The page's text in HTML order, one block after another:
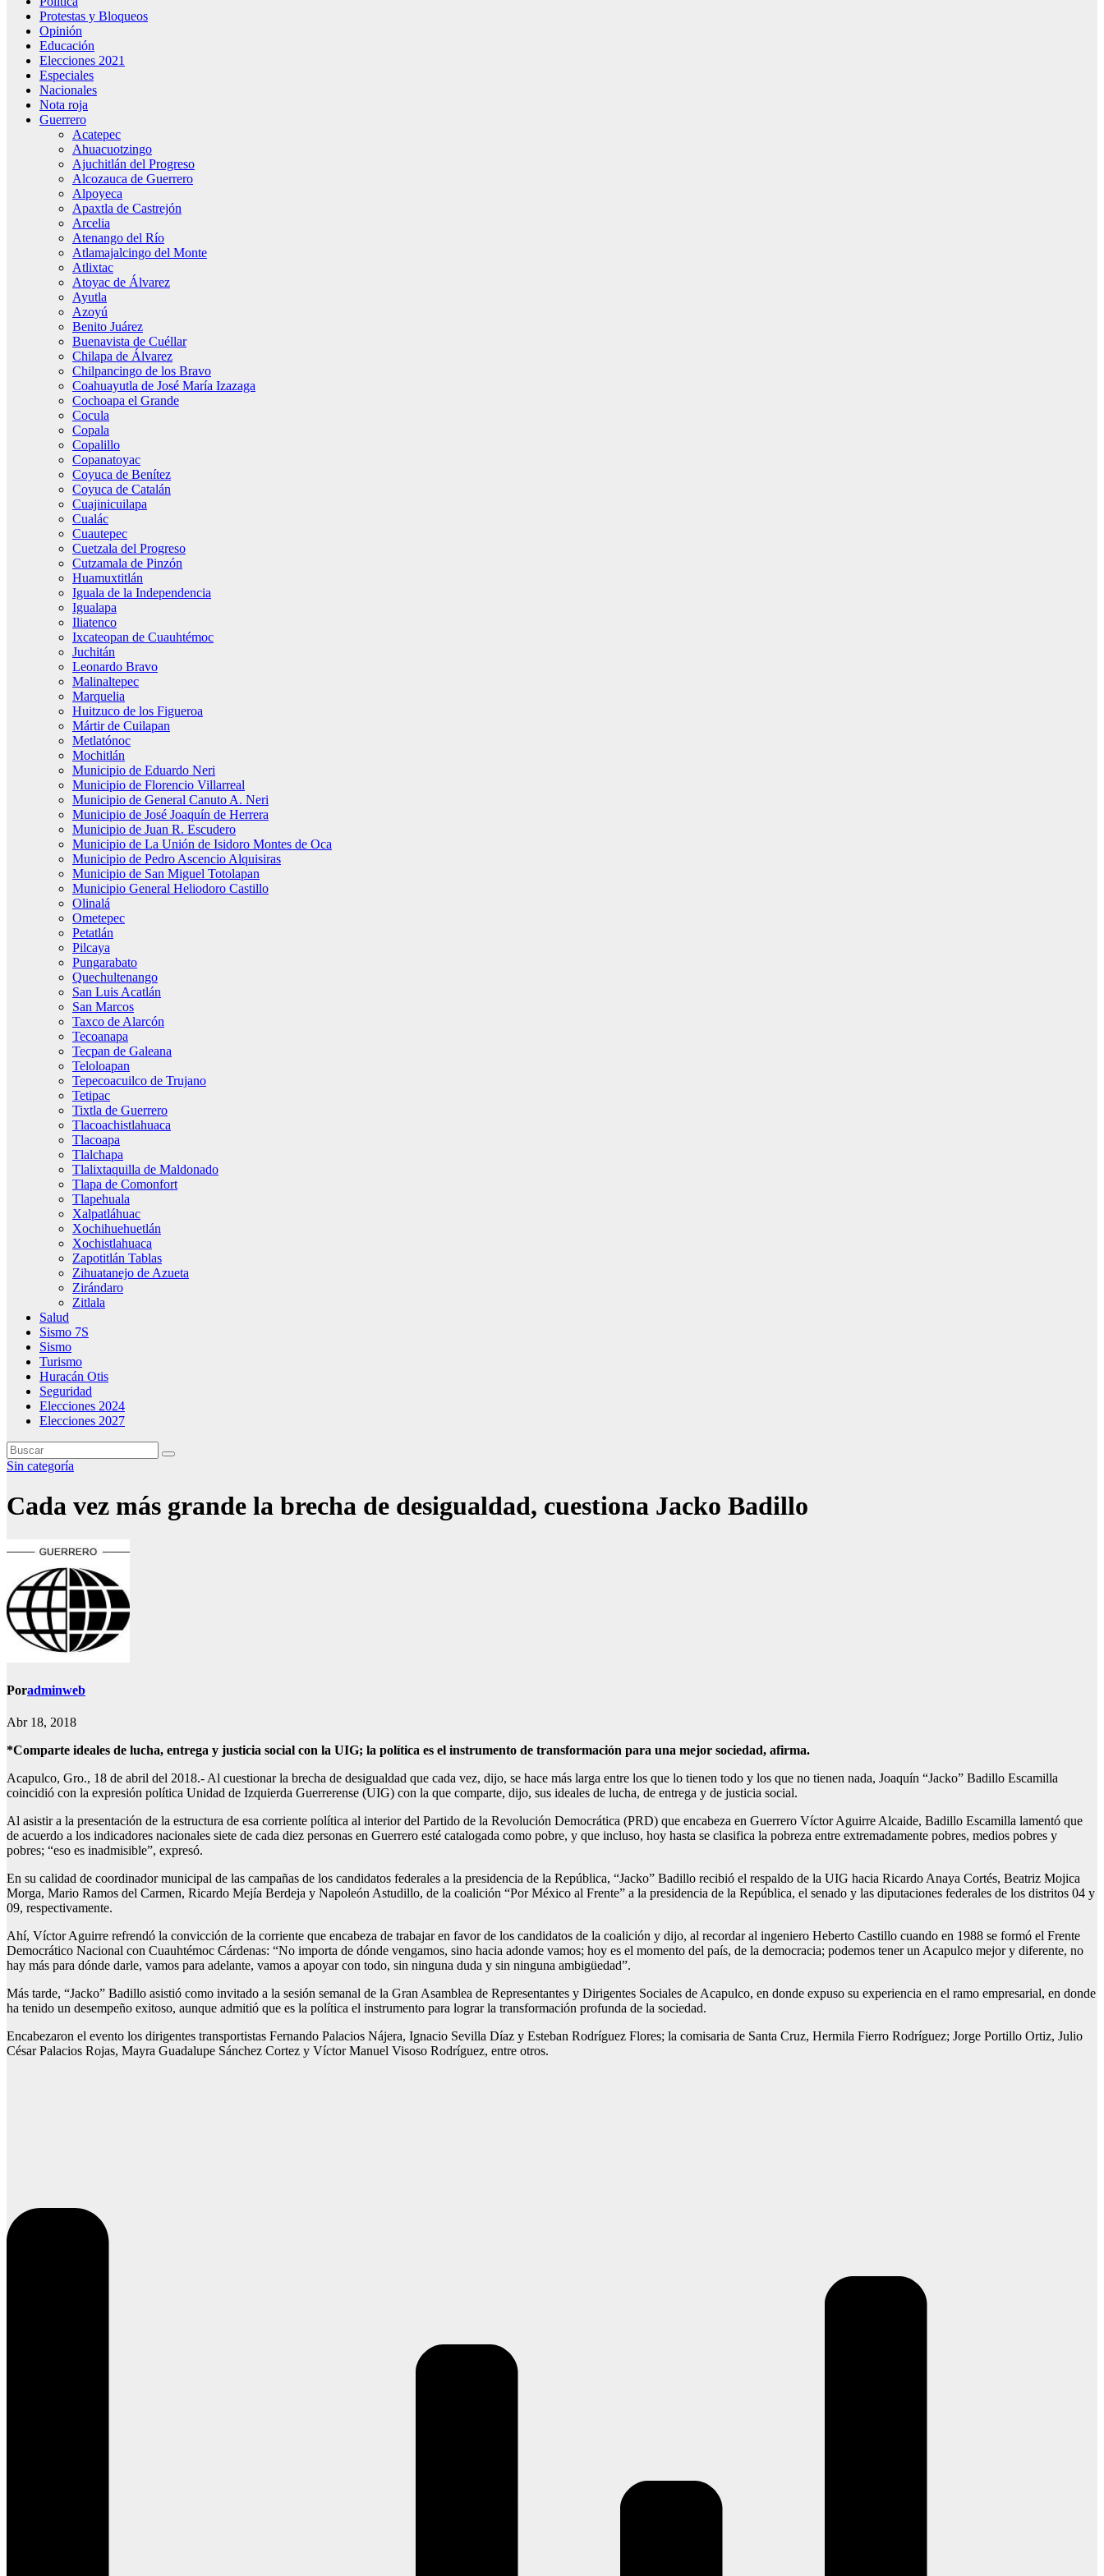
Protestas y Bloqueos
Opinión
Educación
Elecciones 2021
Especiales
Nacionales
Nota roja
Guerrero
Acatepec
Ahuacuotzingo
Ajuchitlán del Progreso
Alcozauca de Guerrero
Alpoyeca
Apaxtla de Castrejón
Arcelia
Atenango del Río
Atlamajalcingo del Monte
Atlixtac
Atoyac de Álvarez
Ayutla
Azoyú
Benito Juárez
Buenavista de Cuéllar
Chilapa de Álvarez
Chilpancingo de los Bravo
Coahuayutla de José María Izazaga
Cochoapa el Grande
Cocula
Copala
Copalillo
Copanatoyac
Coyuca de Benítez
Coyuca de Catalán
Cuajinicuilapa
Cualác
Cuautepec
Cuetzala del Progreso
Cutzamala de Pinzón
Huamuxtitlán
Iguala de la Independencia
Igualapa
Iliatenco
Ixcateopan de Cuauhtémoc
Juchitán
Leonardo Bravo
Malinaltepec
Marquelia
Huitzuco de los Figueroa
Mártir de Cuilapan
Metlatónoc
Mochitlán
Municipio de Eduardo Neri
Municipio de Florencio Villarreal
Municipio de General Canuto A. Neri
Municipio de José Joaquín de Herrera
Municipio de Juan R. Escudero
Municipio de La Unión de Isidoro Montes de Oca
Municipio de Pedro Ascencio Alquisiras
Municipio de San Miguel Totolapan
Municipio General Heliodoro Castillo
Olinalá
Ometepec
Petatlán
Pilcaya
Pungarabato
Quechultenango
San Luis Acatlán
San Marcos
Taxco de Alarcón
Tecoanapa
Tecpan de Galeana
Teloloapan
Tepecoacuilco de Trujano
Tetipac
Tixtla de Guerrero
Tlacoachistlahuaca
Tlacoapa
Tlalchapa
Tlalixtaquilla de Maldonado
Tlapa de Comonfort
Tlapehuala
Xalpatláhuac
Xochihuehuetlán
Xochistlahuaca
Zapotitlán Tablas
Zihuatanejo de Azueta
Zirándaro
Zitlala
Salud
Sismo 7S
Sismo
Turismo
Huracán Otis
Seguridad
Elecciones 2024
Elecciones 2027
Sin categoría
Cada vez más grande la brecha de desigualdad, cuestiona Jacko Badillo
Poradminweb
Abr 18, 2018
*Comparte ideales de lucha, entrega y justicia social con la UIG; la política es el instrumento de transformación para una mejor sociedad, afirma.
Acapulco, Gro., 18 de abril del 2018.- Al cuestionar la brecha de desigualdad que cada vez, dijo, se hace más larga entre los que lo tienen todo y los que no tienen nada, Joaquín “Jacko” Badillo Escamilla
coincidió con la expresión política Unidad de Izquierda Guerrerense (UIG) con la que comparte, dijo, sus ideales de lucha, de entrega y de justicia social.
Al asistir a la presentación de la estructura de esa corriente política al interior del Partido de la Revolución Democrática (PRD) que encabeza en Guerrero Víctor Aguirre Alcaide, Badillo Escamilla lamentó que
de acuerdo a los indicadores nacionales siete de cada diez personas en Guerrero esté catalogada como pobre, y que incluso, hoy hasta se clasifica la pobreza entre extremadamente pobres, medios pobres y
pobres; “eso es inadmisible”, expresó.
En su calidad de coordinador municipal de las campañas de los candidatos federales a la presidencia de la República, “Jacko” Badillo recibió el respaldo de la UIG hacia Ricardo Anaya Cortés, Beatriz Mojica
Morga, Mario Ramos del Carmen, Ricardo Mejía Berdeja y Napoleón Astudillo, de la coalición “Por México al Frente” a la presidencia de la República, el senado y las diputaciones federales de los distritos 04 y
09, respectivamente.
Ahí, Víctor Aguirre refrendó la convicción de la corriente que encabeza de trabajar en favor de los candidatos de la coalición y dijo, al recordar al ingeniero Heberto Castillo cuando en 1988 se formó el Frente
Democrático Nacional con Cuauhtémoc Cárdenas: “No importa de dónde vengamos, sino hacia adonde vamos; hoy es el momento del país, de la democracia; podemos tener un Acapulco mejor y diferente, no
hay más para dónde darle, vamos para adelante, vamos a apoyar con todo, sin ninguna duda y sin ninguna ambigüedad”.
Más tarde, “Jacko” Badillo asistió como invitado a la sesión semanal de la Gran Asamblea de Representantes y Dirigentes Sociales de Acapulco, en donde expuso su experiencia en el ramo empresarial, en donde
ha tenido un desempeño exitoso, aunque admitió que es la política el instrumento para lograr la transformación profunda de la sociedad.
Encabezaron el evento los dirigentes transportistas Fernando Palacios Nájera, Ignacio Sevilla Díaz y Esteban Rodríguez Flores; la comisaria de Santa Cruz, Hermila Fierro Rodríguez; Jorge Portillo Ortiz, Julio
César Palacios Rojas, Mayra Guadalupe Sánchez Cortez y Víctor Manuel Visoso Rodríguez, entre otros.